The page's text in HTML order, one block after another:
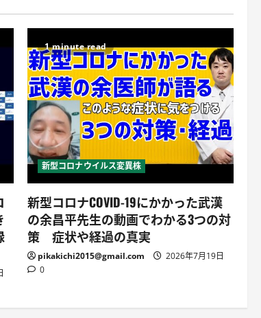
1 minute read
新型コロナウイルス変異株
新型コロナCOVID-19にかかった武漢
の余昌平先生の動画でわかる3つの対
策 症状や経過の真実
pikakichi2015@gmail.com
2026年7月19日
0